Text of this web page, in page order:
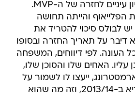
והאוהדים חיכו בכליון עיניים לחזרה של ה-MVP.
הפלייאוף והייתה תחושה
לבולס סיכוי להטריד את
דיבר על תאריך החזרה ובסופו
העונה. לפי דיווחים, המשפחה
עליו. האחים שלו והסוכן שלו,
ייעצו לו לשמור על
הגוף שלו ולחזור בריא ב-2013/14, וזה מה שהוא